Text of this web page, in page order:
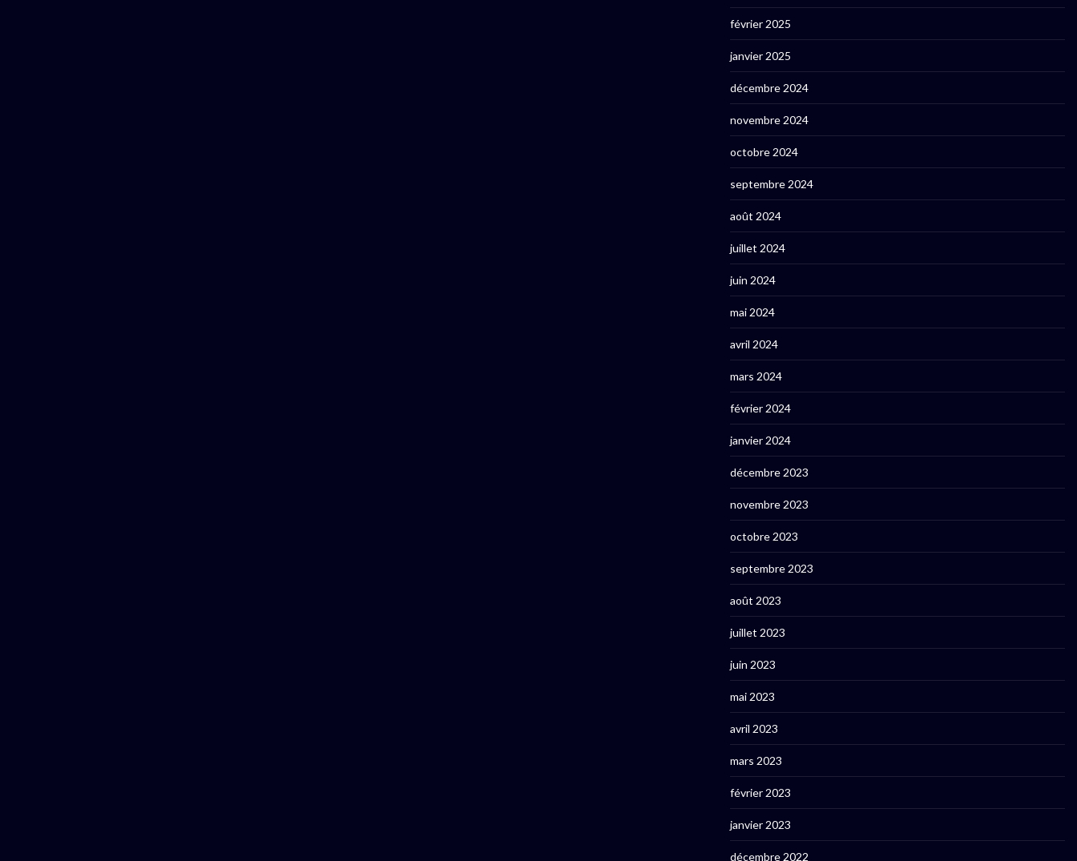
février 2025
janvier 2025
décembre 2024
novembre 2024
octobre 2024
septembre 2024
août 2024
juillet 2024
juin 2024
mai 2024
avril 2024
mars 2024
février 2024
janvier 2024
décembre 2023
novembre 2023
octobre 2023
septembre 2023
août 2023
juillet 2023
juin 2023
mai 2023
avril 2023
mars 2023
février 2023
janvier 2023
décembre 2022